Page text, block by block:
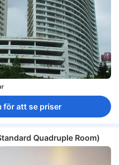
för att se priser
Quadruple Room)